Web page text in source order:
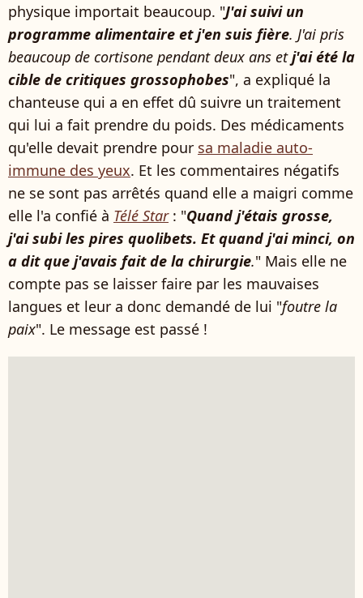
physique importait beaucoup. "J'ai suivi un
programme alimentaire et j'en suis fière. J'ai pris
beaucoup de cortisone pendant deux ans etj'ai été la
cible de critiques grossophobes", a expliqué la
chanteuse qui a en effet dû suivre un traitement
qui lui a fait prendre du poids. Des médicaments
qu'elle devait prendre pour sa maladie auto-
immune des yeux. Et les commentaires négatifs
ne se sont pas arrêtés quand elle a maigri comme
elle l'a confié à Télé Star: "Quand j'étais grosse,
j'ai subi les pires quolibets. Et quand j'ai minci, on
a dit que j'avais fait de la chirurgie." Mais elle ne
compte pas se laisser faire par les mauvaises
langues et leur a donc demandé de lui "foutre la
paix". Le message est passé !